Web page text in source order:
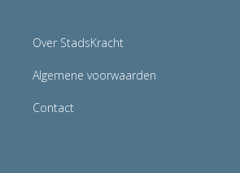
Over StadsKracht
Algemene voorwaarden
Contact